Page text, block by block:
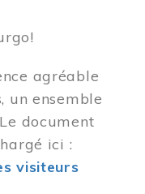
agréable
un ensemble
document
ici :
visiteurs